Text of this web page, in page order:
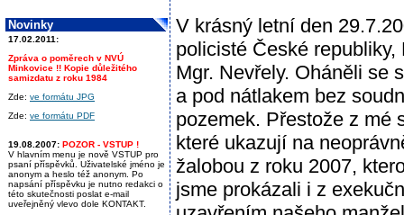
Novinky
17.02.2011:
Zpráva o poměrech v NVÚ
Minkovice !! Kopie důležitého
samizdatu z roku 1984
Zde: ve formátu JPG
Zde: ve formátu PDF
19.08.2007: POZOR - VSTUP !
V hlavním menu je nově VSTUP pro
psaní příspěvků. Uživatelské jméno je
anonym a heslo též anonym. Po
napsání příspěvku je nutno redakci o
této skutečnosti poslat e-mail
uveřejněný vlevo dole KONTAKT.
V krásný letní den
policisté České
Mgr. Nevřely. Oháněli se
a pod nátlakem bez
pozemek. Přestože z mé
které ukazují na
žalobou z roku 2007,
jsme prokázali i z